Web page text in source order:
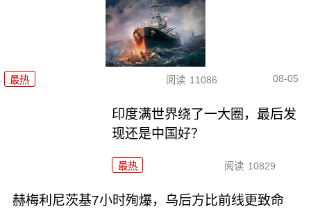
最热 阅读 11086 08-05
印度满世界绕了一大圈，最后发
现还是中国好？
最热 阅读 10829
赫梅利尼茨基7小时殉爆，乌后方比前线更致命